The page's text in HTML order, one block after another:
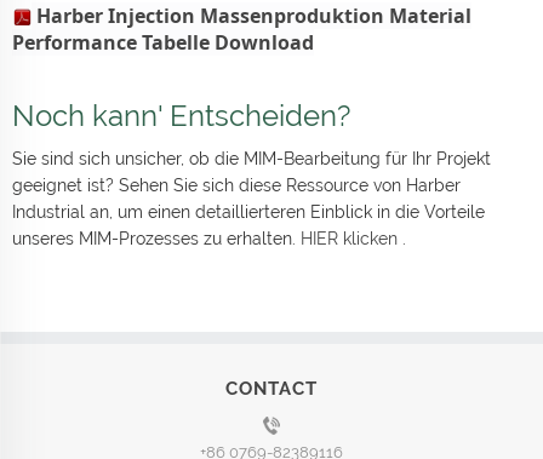
Harber Injection Massenproduktion Material
Performance Tabelle Download
Noch kann' Entscheiden?
Sie sind sich unsicher, ob die MIM-Bearbeitung für Ihr Projekt
geeignet ist? Sehen Sie sich diese Ressource von Harber
Industrial an, um einen detaillierteren Einblick in die Vorteile
unseres MIM-Prozesses zu erhalten. HIER klicken
CONTACT
+86 0769-82389116